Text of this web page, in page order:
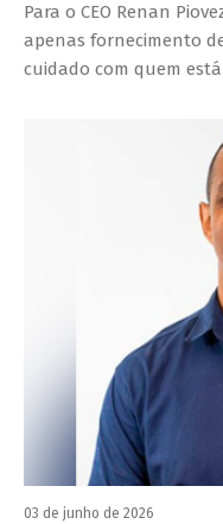
Para o CEO Renan
apenas fornecimento
cuidado com quem
03 de junho de 2026